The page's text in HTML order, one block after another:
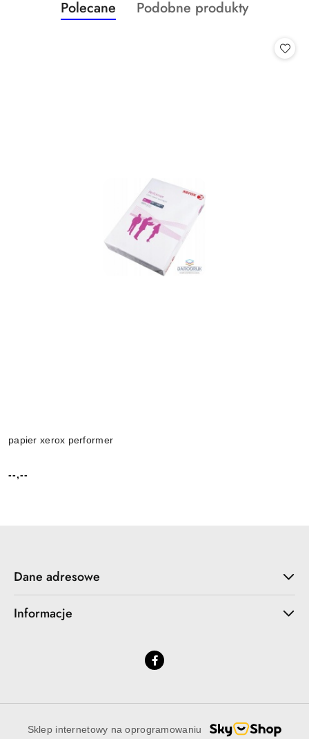
Pomiń karuzelę produktów
Produkty
o
Polecane
Produkty
Podobne produkty
papier xerox performer
Cena:
--,--
Dane adresowe
Informacje
Sklep internetowy na oprogramowaniu